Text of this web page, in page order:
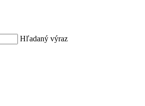
Hľadaný výraz